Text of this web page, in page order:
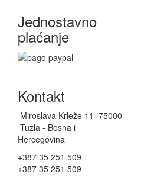
Jednostavno
plaćanje
Kontakt
Miroslava Krleže 11 75000
Tuzla - Bosna i
Hercegovina
+387 35 251 509
+387 35 251 509